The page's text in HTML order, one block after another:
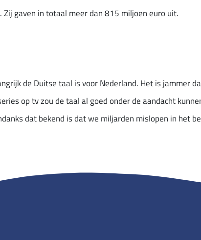
gaven in totaal meer dan 815 miljoen euro uit.
de Duitse taal is voor Nederland. Het is jammer
op tv zou de taal al goed onder de aandacht
dat bekend is dat we miljarden mislopen in het